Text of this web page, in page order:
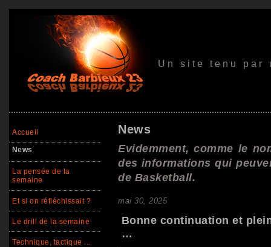
Un site tenu par
Accueil
News
La pensée de la
semaine
Et si on réfléchissait ?
Le drill de la semaine
Technique, tactique ...
News
Evidemment, comme le
des informations qui
de Basketball.
mai 30, 2025
Bonne continuation et
…